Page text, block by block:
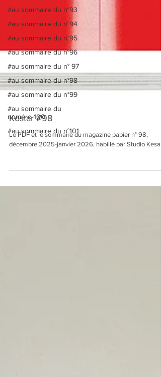
#au sommaire du n°93
#au sommaire du n°94
#au sommaire du n°95
#au sommaire du n°96
#au sommaire du n° 97
#au sommaire du n°98
#au sommaire du n°99
#au sommaire du
numéro 100
#au sommaire du n°101
Kostar #98